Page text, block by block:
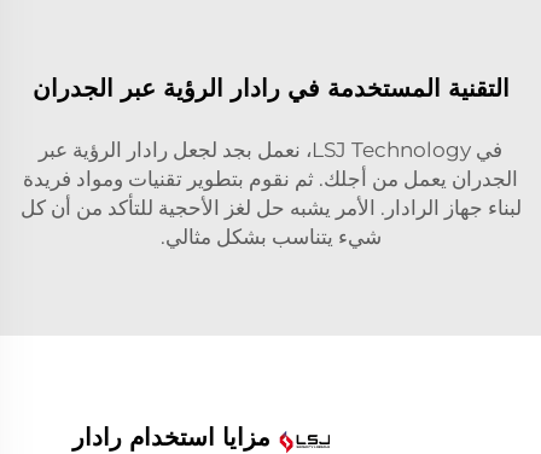
التقنية المستخدمة في رادار الرؤية عبر الجدران
في LSJ Technology، نعمل بجد لجعل رادار الرؤية عبر
الجدران يعمل من أجلك. ثم نقوم بتطوير تقنيات ومواد فريدة
لبناء جهاز الرادار. الأمر يشبه حل لغز الأحجية للتأكد من أن كل
شيء يتناسب بشكل مثالي.
مزايا استخدام رادار